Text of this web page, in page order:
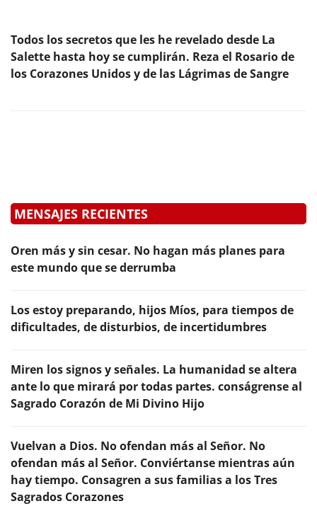
Todos los secretos que les he revelado desde La
Salette hasta hoy se cumplirán. Reza el Rosario de
los Corazones Unidos y de las Lágrimas de Sangre
MENSAJES RECIENTES
Oren más y sin cesar. No hagan más planes para
este mundo que se derrumba
Los estoy preparando, hijos Míos, para tiempos de
dificultades, de disturbios, de incertidumbres
Miren los signos y señales. La humanidad se altera
ante lo que mirará por todas partes. conságrense al
Sagrado Corazón de Mi Divino Hijo
Vuelvan a Dios. No ofendan más al Señor. No
ofendan más al Señor. Conviértanse mientras aún
hay tiempo. Consagren a sus familias a los Tres
Sagrados Corazones